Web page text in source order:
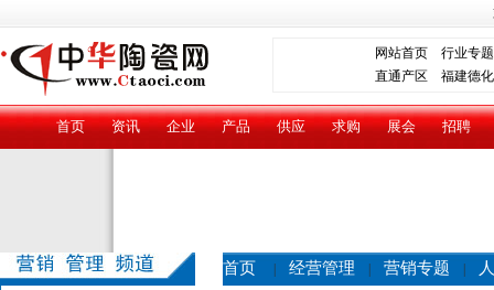
网站首页
行业专题
直通产区 福建德化
首页 资讯 企业 产品 供应 求购 展会 招聘
首页 经营管理 营销专题